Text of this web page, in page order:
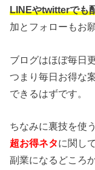
LINEやtwitterでも
加とフォローもお
ブログはほぼ毎日
つまり毎日お得な
できるはずです。
ちなみに裏技を使
超お得ネタに関し
副業になるどころ